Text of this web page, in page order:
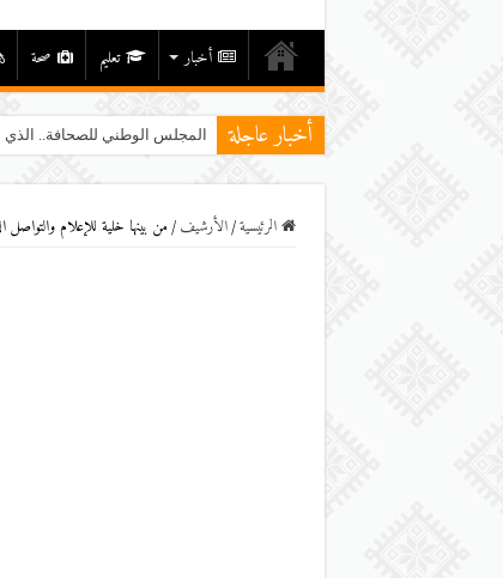
أخبار تعليم صحة
أخبار عاجلة المجلس الوطني للصحافة.. الذي
الرئيسية/اﻷرشيف/من بينها خلية للإعلام والتواصل